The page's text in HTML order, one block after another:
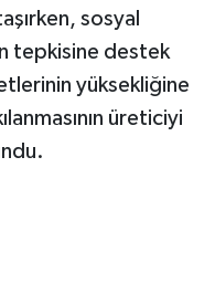
sosyal
tepkisine destek
yüksekliğine
üreticiyi